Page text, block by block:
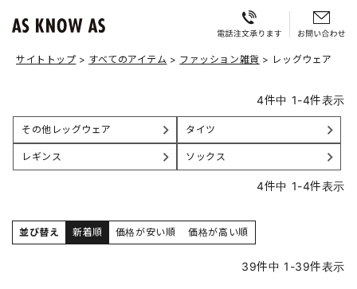
サイトトップ すべてのアイテム ファッション雑貨 レッグウェア
4件中 1-4件表示
その他レッグウェア タイツ
レギンス ソックス
4件中 1-4件表示
並び替え 新着順 価格が安い順 価格が高い順
39件中 1 -39件表示